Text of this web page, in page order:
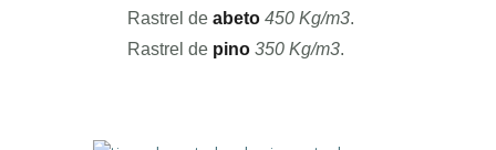
Rastrel de abeto 450 Kg/m3.
Rastrel de pino 350 Kg/m3.